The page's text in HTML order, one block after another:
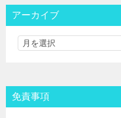
三菱ＵＦＪ証券
みずほ証券IPOﾙｰﾙ
ＳＭＢＣ日興証券
岡三証券IPOﾙｰﾙ
ＧＭＯクリック証券
アーカイブ
免責事項